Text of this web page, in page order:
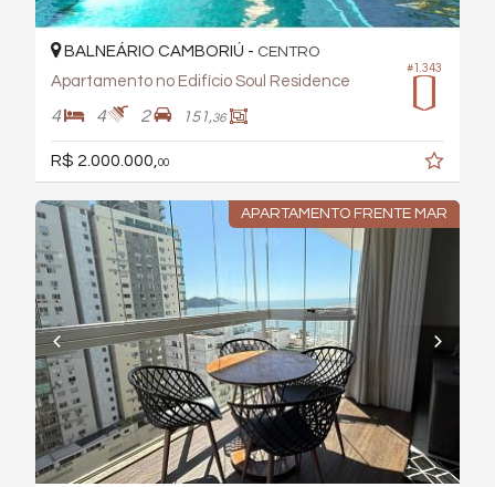
#1.343
BALNEÁRIO CAMBORIÚ - CENTRO
Apartamento no Edifício Soul Residence
4 4 2 151,36
R$ 2.000.000, 00
APARTAMENTO FRENTE MAR